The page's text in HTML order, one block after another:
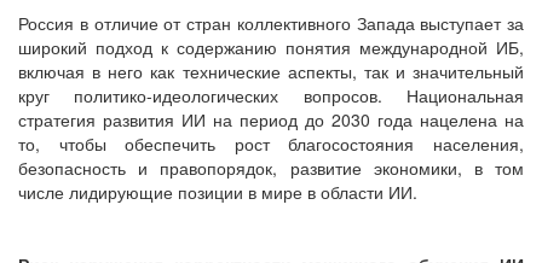
Россия в отличие от стран коллективного Запада выступает за
широкий подход к содержанию понятия международной ИБ,
включая в него как технические аспекты, так и значительный
круг политико-идеологических вопросов. Национальная
стратегия развития ИИ на период до 2030 года нацелена на
то, чтобы обеспечить рост благосостояния населения,
безопасность и правопорядок, развитие экономики, в том
числе лидирующие позиции в мире в области ИИ.